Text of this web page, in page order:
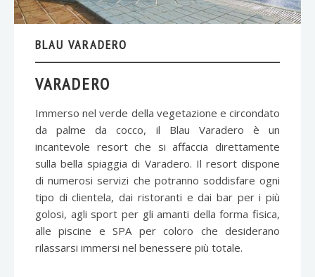
BLAU VARADERO
VARADERO
Immerso nel verde della vegetazione e circondato
da palme da cocco, il Blau Varadero è un
incantevole resort che si affaccia direttamente
sulla bella spiaggia di Varadero. Il resort dispone
di numerosi servizi che potranno soddisfare ogni
tipo di clientela, dai ristoranti e dai bar per i più
golosi, agli sport per gli amanti della forma fisica,
alle piscine e SPA per coloro che desiderano
rilassarsi immersi nel benessere più totale.